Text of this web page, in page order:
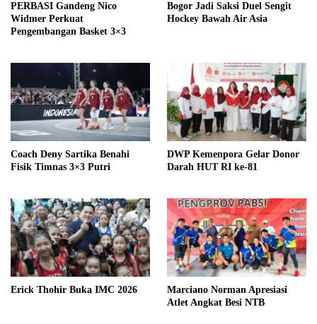
PERBASI Gandeng Nico
Widmer Perkuat
Pengembangan Basket 3×3
Bogor Jadi Saksi Duel Sengit
Hockey Bawah Air Asia
Coach Deny Sartika Benahi
Fisik Timnas 3×3 Putri
DWP Kemenpora Gelar Donor
Darah HUT RI ke-81
Erick Thohir Buka IMC 2026
Marciano Norman Apresiasi
Atlet Angkat Besi NTB